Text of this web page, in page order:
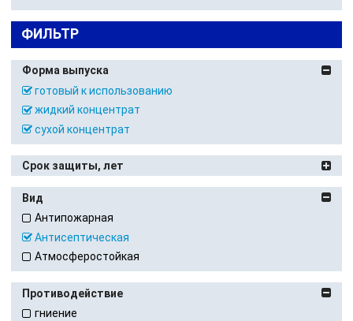
ФИЛЬТР
Форма выпуска
готовый к использованию
жидкий концентрат
сухой концентрат
Срок защиты, лет
Вид
Антипожарная
Антисептическая
Атмосферостойкая
Противодействие
гниение